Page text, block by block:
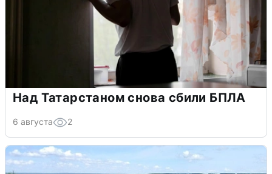
Над Татарстаном снова сбили БПЛА
6 августа 2